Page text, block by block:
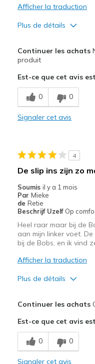
Afficher la traduction
Plus de détails
Attractive Design
Comfortable
Les meilleures
Casual Wear
Width
Sizing
Continuer les achats
produit
Est-ce que cet avis
0 0
Signaler cet avis
4
De slip ins zijn zo
Soumis il y a 1 mois
Par Mieke
de Retie
Beschrijf Uzelf Op
Heel raar maar bij de
aan mijn linker voet.
bij de Bobs, en ik vind
Afficher la traduction
Plus de détails
Goede demping
Leuk model
Continuer les achats
Est-ce que cet avis
0 0
Signaler cet avis